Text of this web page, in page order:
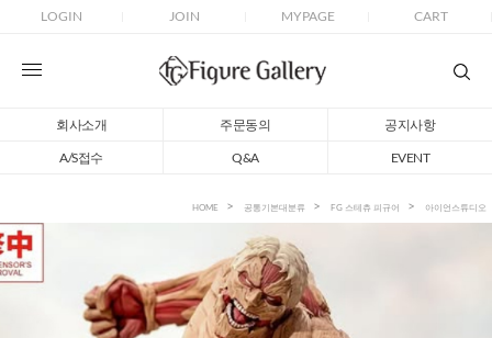
LOGIN JOIN MYPAGE CART
회사소개 주문동의
공지사항
A/S접수
Q&A EVENT
HOME 공통기본대분류 FG 스테츄 피규어 아이언스튜디오